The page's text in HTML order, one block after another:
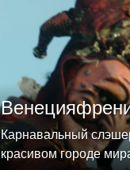
Карнавальный
красивом городе